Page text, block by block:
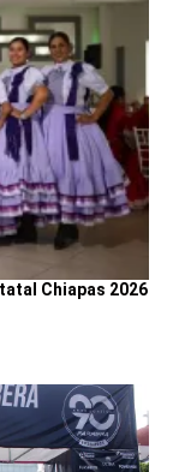
Chiapas 2026